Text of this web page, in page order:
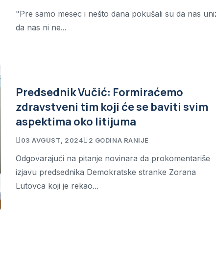
"Pre samo mesec i nešto dana pokušali su da nas
da nas ni ne...
Predsednik Vučić: Formiraćemo
zdravstveni tim koji će se baviti svim
aspektima oko litijuma
03 AVGUST, 2024 2 GODINA RANIJE
Odgovarajući na pitanje novinara da prokomentariše
izjavu predsednika Demokratske stranke Zorana
Lutovca koji je rekao...